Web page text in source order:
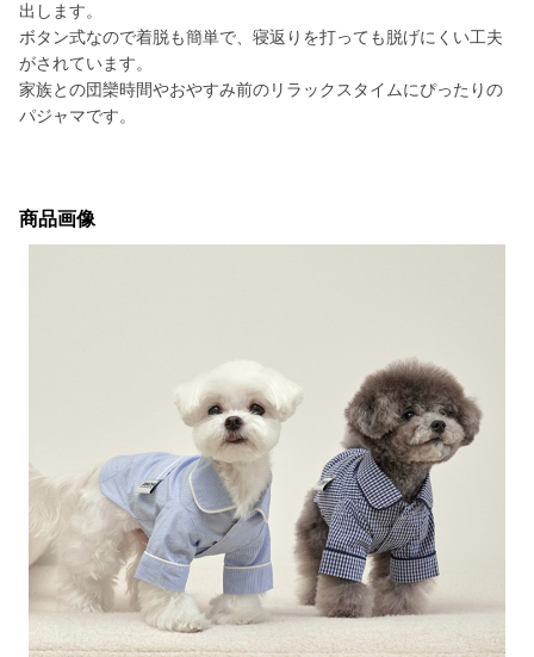
出します。
ボタン式なので着脱も簡単で、寝返りを打っても脱げにくい工夫
がされています。
家族との団欒時間やおやすみ前のリラックスタイムにぴったりの
パジャマです。
商品画像